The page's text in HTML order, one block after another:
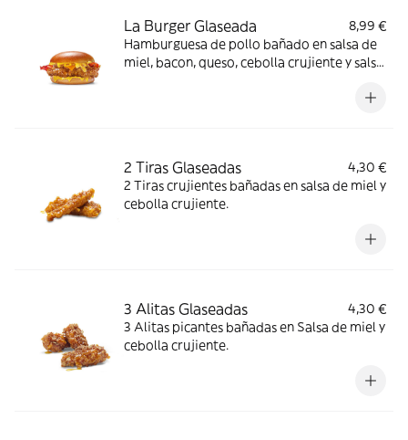
La Burger Glaseada
8,99 €
Hamburguesa de pollo bañado en salsa de
miel, bacon, queso, cebolla crujiente y salsa
2 Tiras Glaseadas
4,30 €
2 Tiras crujientes bañadas en salsa de miel y
cebolla crujiente.
3 Alitas Glaseadas
4,30 €
3 Alitas picantes bañadas en Salsa de miel y
cebolla crujiente.